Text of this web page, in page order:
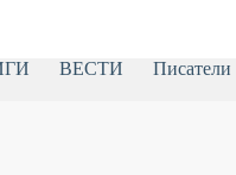
ВЕСТИ Писатели